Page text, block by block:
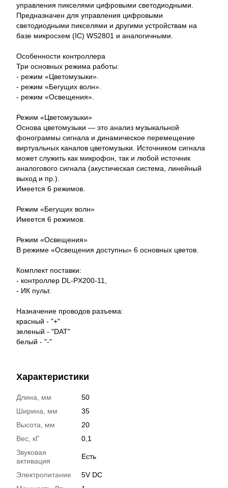
управления пикселями цифровыми светодиодными.
Предназначен для управления цифровыми
светодиодными пикселями и другими устройствам на
базе микросхем (IC) WS2801 и аналогичными.
Особенности контроллера
Три основных режима работы:
- режим «Цветомузыки».
- режим «Бегущих волн».
- режим «Освещения».
Режим «Цветомузыки»
Основа цветомузыки — это анализ музыкальной
фонограммы сигнала и динамическое перемещение
виртуальных каналов цветомузыки. Источником сигнала
может служить как микрофон, так и любой источник
аналогового сигнала (акустическая система, линейный
выход и пр.).
Имеется 6 режимов.
Режим «Бегущих волн»
Имеется 6 режимов.
Режим «Освещения»
В режиме «Освещения доступны» 6 основных цветов.
Комплект поставки:
- контроллер DL-PX200-11,
- ИК пульт.
Назначение проводов разъема:
красный - "+"
зеленый - "DAT"
белый - "-"
Характеристики
Длина, мм
50
Ширина, мм
35
Высота, мм
20
Вес, кГ
0,1
Звуковая
активация
Есть
Электропитание
5V DC